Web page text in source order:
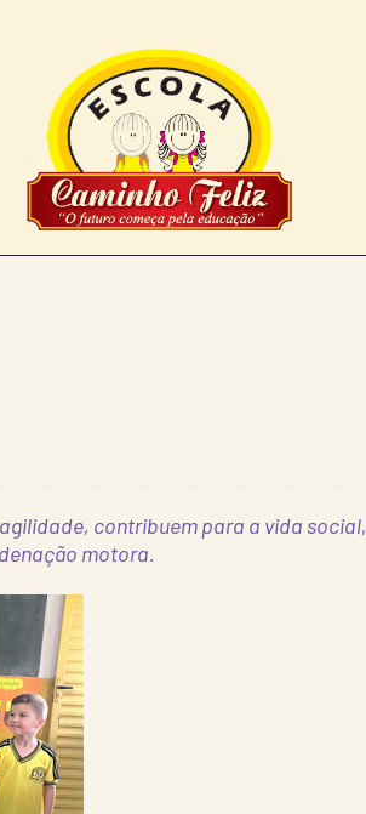
contribuem para a vida social,
motora.